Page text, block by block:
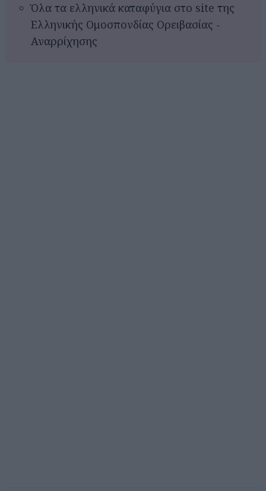
Όλα τα ελληνικά καταφύγια στο site της
Ελληνικής Ομοσπονδίας Ορειβασίας -
Αναρρίχησης